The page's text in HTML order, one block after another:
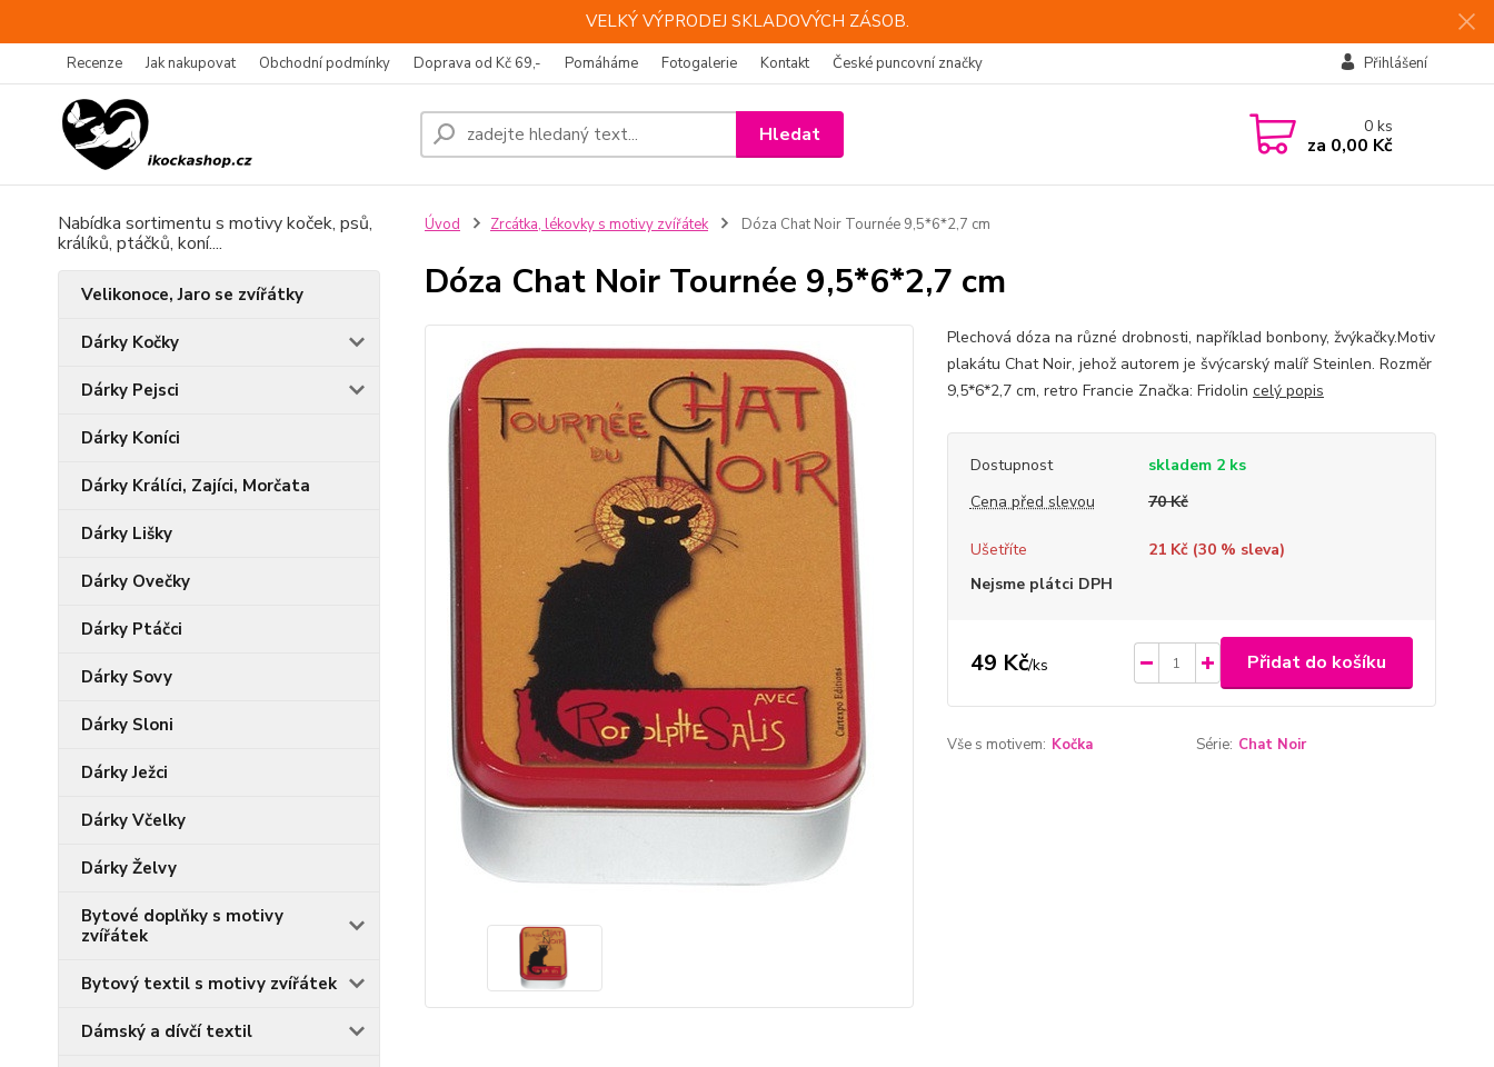
VELKÝ VÝPRODEJ SKLADOVÝCH ZÁSOB.
Recenze Jak nakupovat Obchodní podmínky Doprava od Kč 69,- Pomáháme Fotogalerie Kontakt České puncovní značky Přihlášení
Hledat 0ks
za 0,00 Kč
Nabídka sortimentu s motivy koček, psů,
králíků, ptáčků, koní....
Velikonoce, Jaro se zvířátky
Dárky Kočky
Dárky Pejsci
Dárky Koníci
Dárky Králíci, Zajíci, Morčata
Dárky Lišky
Dárky Ovečky
Dárky Ptáčci
Dárky Sovy
Dárky Sloni
Dárky Ježci
Dárky Včelky
Dárky Želvy
Bytové doplňky s motivy
zvířátek
Bytový textil s motivy zvířátek
Dámský a dívčí textil
Úvod Zrcátka, lékovky s motivy zvířátek Dóza Chat Noir Tournée 9,5*6*2,7 cm
Dóza Chat Noir Tournée 9,5*6*2,7 cm
Plechová dóza na různé drobnosti, například bonbony, žvýkačky.Motiv
plakátu Chat Noir, jehož autorem je švýcarský malíř Steinlen. Rozměr
9,5*6*2,7 cm, retro Francie Značka: Fridolin celý popis
Dostupnost
skladem 2 ks
Cena před slevou
70 Kč
Ušetříte 21 Kč (30% sleva)
Nejsme plátci DPH
49 Kč/ks Přidat do košíku
Vše s motivem: Kočka Série: Chat Noir